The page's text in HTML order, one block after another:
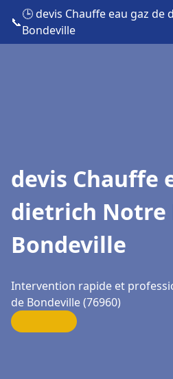
📞
🕒 devis Chauffe eau gaz
Bondeville
devis Chauffe
dietrich Notre
Bondeville
Intervention rapide et
de Bondeville (76960)